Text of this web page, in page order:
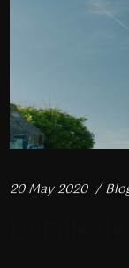
20 May 2020